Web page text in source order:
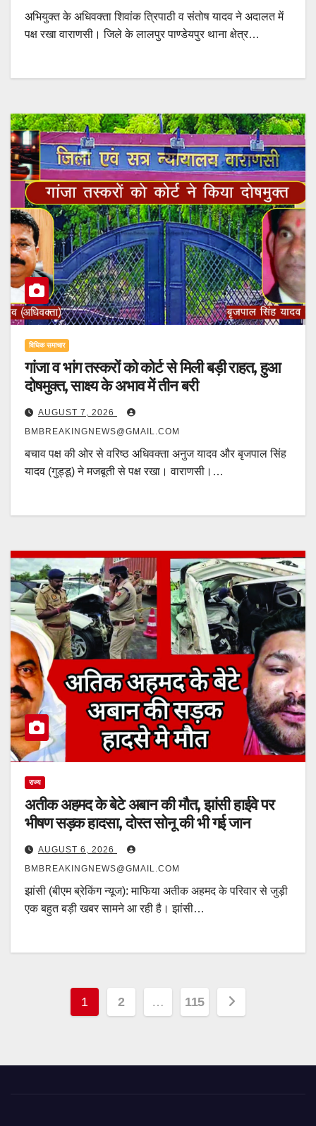
अभियुक्त के अधिवक्ता शिवांक त्रिपाठी व संतोष यादव ने अदालत में
पक्ष रखा वाराणसी। जिले के लालपुर पाण्डेयपुर थाना क्षेत्र…
विधिक समाचार
गांजा व भांग तस्करों को कोर्ट से मिली बड़ी राहत, हुआ
दोषमुक्त, साक्ष्य के अभाव में तीन बरी
AUGUST 7, 2026
BMBREAKINGNEWS@GMAIL.COM
बचाव पक्ष की ओर से वरिष्ठ अधिवक्ता अनुज यादव और बृजपाल सिंह
यादव (गुड्डू) ने मजबूती से पक्ष रखा। वाराणसी।…
राज्य
अतीक अहमद के बेटे अबान की मौत, झांसी हाईवे पर
भीषण सड़क हादसा, दोस्त सोनू की भी गई जान
AUGUST 6, 2026
BMBREAKINGNEWS@GMAIL.COM
झांसी (बीएम ब्रेकिंग न्यूज): माफिया अतीक अहमद के परिवार से जुड़ी
एक बहुत बड़ी खबर सामने आ रही है। झांसी…
Posts
1 2 … 115